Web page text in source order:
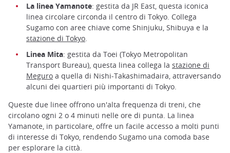
La linea Yamanote: gestita da JR East, questa iconica
linea circolare circonda il centro di Tokyo. Collega
Sugamo con aree chiave come Shinjuku, Shibuya e la
stazione di Tokyo
Linea Mita: gestita da Toei (Tokyo Metropolitan
Transport Bureau), questa linea collega la stazione di
Meguro a quella di Nishi-Takashimadaira, attraversando
alcuni dei quartieri più importanti di Tokyo.
Queste due linee offrono un'alta frequenza di treni, che
circolano ogni 2 o 4 minuti nelle ore di punta. La linea
Yamanote, in particolare, offre un facile accesso a molti punti
di interesse di Tokyo, rendendo Sugamo una comoda base
per esplorare la città.